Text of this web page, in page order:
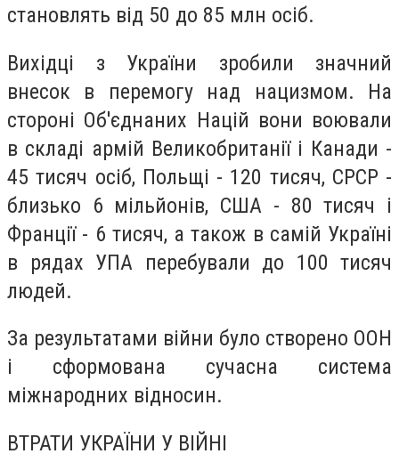
становлять від 50 до 85 млн осіб.
Вихідці з України зробили значний
внесок в перемогу над нацизмом. На
стороні Об'єднаних Націй вони воювали
в складі армій Великобританії і Канади -
45 тисяч осіб, Польщі - 120 тисяч, СРСР -
близько 6 мільйонів, США - 80 тисяч і
Франції - 6 тисяч, а також в самій Україні
в рядах УПА перебували до 100 тисяч
людей.
За результатами війни було створено ООН
і сформована сучасна система
міжнародних відносин.
ВТРАТИ УКРАЇНИ У ВІЙНІ